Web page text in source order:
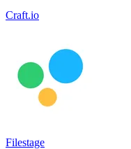
Craft.io
Filestage